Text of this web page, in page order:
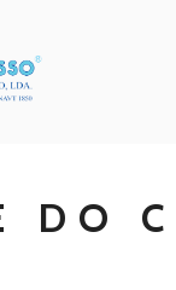
DO